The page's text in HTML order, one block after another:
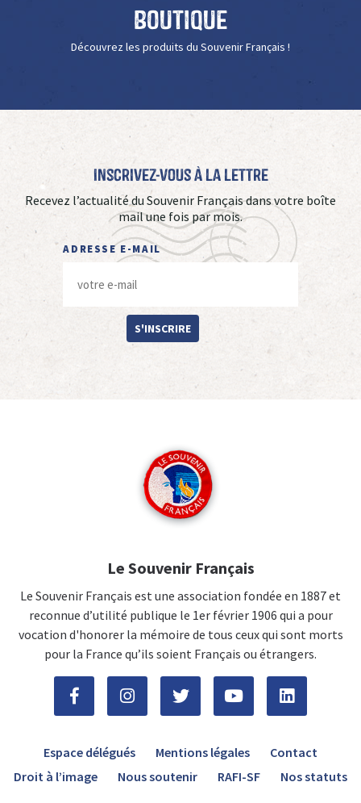
Boutique
Découvrez les produits du Souvenir Français !
Inscrivez-vous à La Lettre
Recevez l’actualité du Souvenir Français dans votre boîte
mail une fois par mois.
ADRESSE E-MAIL
S'INSCRIRE
Le Souvenir Français
Le Souvenir Français est une association fondée en 1887 et
reconnue d’utilité publique le 1er février 1906 qui a pour
vocation d'honorer la mémoire de tous ceux qui sont morts
pour la France qu’ils soient Français ou étrangers.
Espace délégués Mentions légales
Contact
Droit à l’image
Nous soutenir RAFI-SF Nos statuts